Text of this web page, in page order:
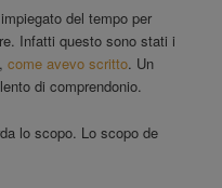
del tempo per
Infatti questo sono stati i
come avevo scritto. Un
di comprendonio.
lo scopo. Lo scopo de